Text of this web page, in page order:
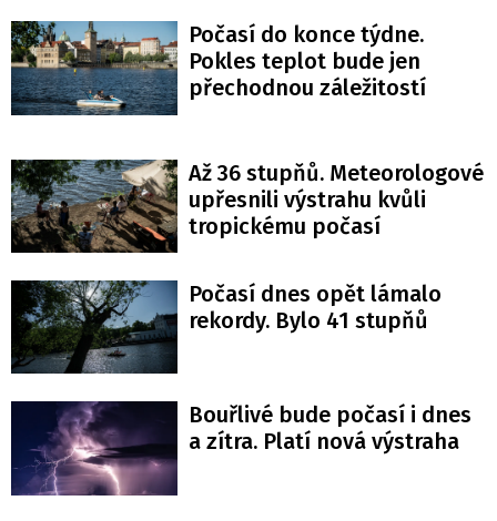
Počasí do konce týdne.
Pokles teplot bude jen
přechodnou záležitostí
Až 36 stupňů. Meteorologové
upřesnili výstrahu kvůli
tropickému počasí
Počasí dnes opět lámalo
rekordy. Bylo 41 stupňů
Bouřlivé bude počasí i dnes
a zítra. Platí nová výstraha